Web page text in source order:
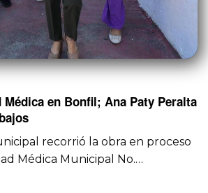
Médica en Bonfil; Ana Paty Peralta
recorrió la obra en proceso
Médica Municipal No.…